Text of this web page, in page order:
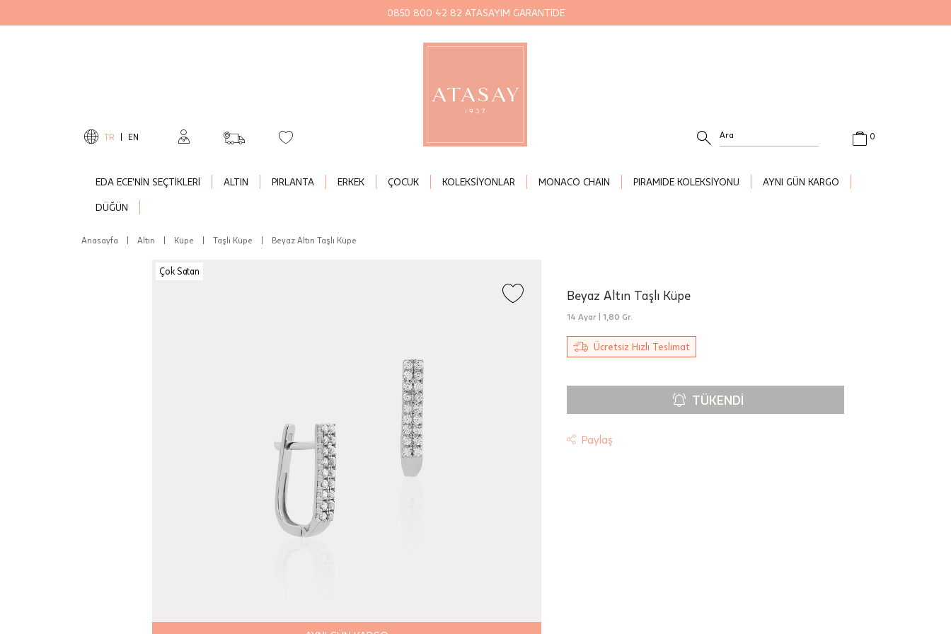
0850 800 42 82 ATASAYIM GARANTİDE
TR EN
EDA ECE'NİN SEÇTİKLERİ ALTIN PIRLANTA ERKEK ÇOCUK KOLEKSİYONLAR MONACO CHAIN PIRAMIDE KOLEKSİYONU AYNI GÜN KARGO
DÜĞÜN
0
Anasayfa Altın Küpe Taşlı Küpe Beyaz Altın Taşlı Küpe
Çok Satan
Beyaz Altın Taşlı Küpe
14 Ayar | 1,80 Gr.
Ücretsiz Hızlı Teslimat
TÜKENDI
Paylaş
Teslimat
16:00 arasında verilen siparişler için geçerlidir. Teslimat; sipariş verilen gün